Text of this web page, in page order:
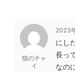
猫のチャ
イ
2023
にし
長っ
なの